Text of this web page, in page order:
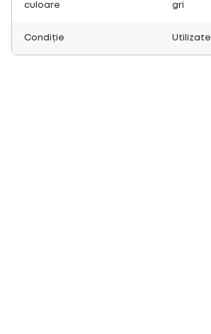
culoare gri
Condiție Utilizate